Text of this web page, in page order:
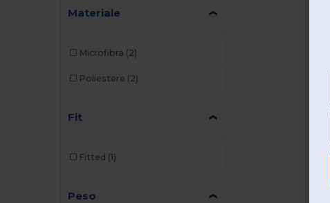
Elevate Essentials
GiftRetail
Kariban
Materiale
Microfibra (2)
Poliestere (2)
Fit
Fitted (1)
Peso